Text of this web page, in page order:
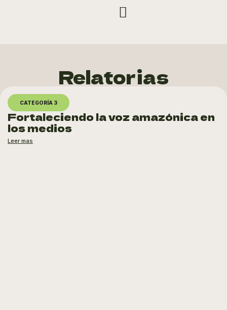
Relatorias
CATEGORÍA 3
Fortaleciendo la voz amazónica en
los medios
Leer mas